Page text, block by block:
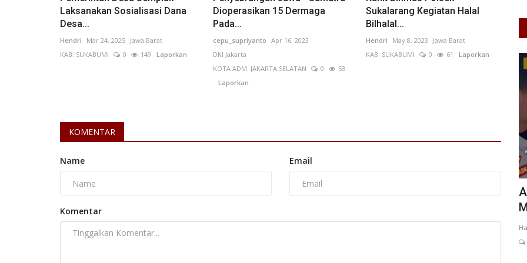
Laksanakan Sosialisasi Dana
Desa...
Hendri Mar 24, 2025 Jawa Barat
KAB. SUKABUMI
0 149 Laporkan
Dioperasikan 15 Dermaga
Pada...
cepu_supriyanto Apr 16, 2023
DKI Jakarta
KOTA ADM. JAKARTA SELATAN
0
53
Laporkan
Sukalarang Kegiatan Halal
Bilhalal...
Hendri May 8, 2023
Jawa Barat
KAB. SUKABUMI
0 61 Laporkan
KOMENTAR
Name Email
Komentar
Prabowo Tegaskan Sawit sebagai
“Miracle Crop” demi Kemandirian...
rhstyadr
WIBAWA Grow Day 2026 Perkuat
Mahasiswa...